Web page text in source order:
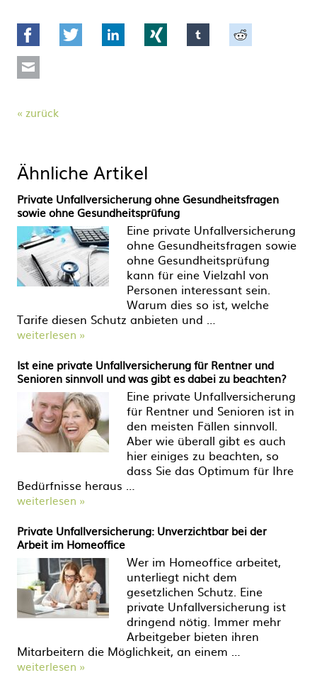
Facebook Twitter LinkedIn tumblr
zurück
Ähnliche Artikel
Private Unfallversicherung ohne Gesundheitsfragen
sowie ohne Gesundheitsprüfung
Eine private Unfallversicherung
ohne Gesundheitsfragen sowie
ohne Gesundheitsprüfung
kann für eine Vielzahl von
Personen interessant sein.
Warum dies so ist, welche
Tarife diesen Schutz anbieten und …
weiterlesen »
Ist eine private Unfallversicherung für Rentner und
Senioren sinnvoll und was gibt es dabei zu beachten?
Eine private Unfallversicherung
für Rentner und Senioren ist in
den meisten Fällen sinnvoll.
Aber wie überall gibt es auch
hier einiges zu beachten, so
dass Sie das Optimum für Ihre
Bedürfnisse heraus …
weiterlesen »
Private Unfallversicherung: Unverzichtbar bei der
Arbeit im Homeoffice
Wer im Homeoffice arbeitet,
unterliegt nicht dem
gesetzlichen Schutz. Eine
private Unfallversicherung ist
dringend nötig. Immer mehr
Arbeitgeber bieten ihren
Mitarbeitern die Möglichkeit, an einem …
weiterlesen »